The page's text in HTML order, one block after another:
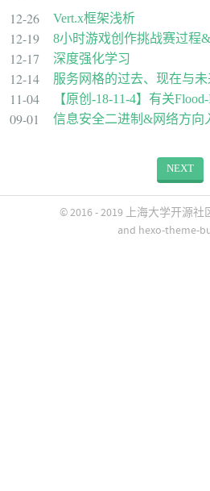
12-26 Vert.x框架浅析
12-19 8小时游戏创作挑战赛过程
12-17 深度强化学习
12-14 服务网格的过去、现在与未
11-04 【原创-18-11-4】有关
09-01 信息安全二进制&网络方向
NEXT
© 2016 - 2019 上海大学开源社
and hexo-theme-